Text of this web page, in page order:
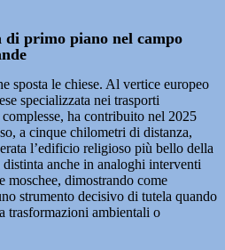
primo piano nel campo
sposta le chiese. Al vertice europeo
specializzata nei trasporti
ha contribuito nel 2025
a cinque chilometri di distanza,
l’edificio religioso più bello della
anche in analoghi interventi
dimostrando come
strumento decisivo di tutela quando
trasformazioni ambientali o